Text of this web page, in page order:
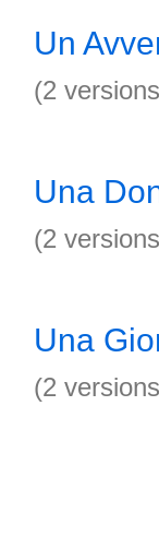
Un
(2
Una
(2
Una
(2